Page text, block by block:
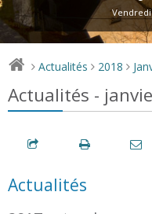
Vendredi
> Actualités > 2018 >
Actualités -
Actualités